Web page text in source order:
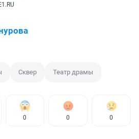
Сквер Театр драмы
0 0 0